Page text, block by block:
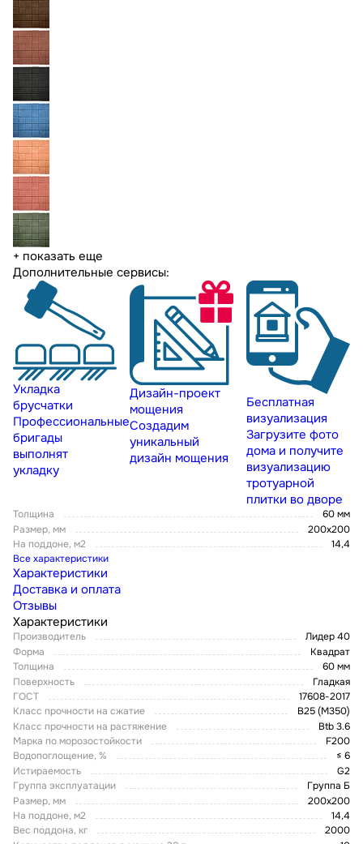
+ показать еще
Дополнительные сервисы:
Укладка
брусчатки
Профессиональные
бригады
выполнят
укладку
Дизайн-проект
мощения
Создадим
уникальный
дизайн мощения
Бесплатная
визуализация
Загрузите фото
дома и получите
визуализацию
тротуарной
плитки во дворе
Толщина
60 мм
Размер, мм
200х200
На поддоне, м2
14,4
Все характеристики
Характеристики
Доставка и оплата
Отзывы
Характеристики
Производитель
Лидер 40
Форма
Квадрат
Толщина
60 мм
Поверхность
Гладкая
ГОСТ
17608-2017
Класс прочности на сжатие
В25 (М350)
Класс прочности на растяжение
Btb 3.6
Марка по морозостойкости
F200
Водопоглощение, %
≤ 6
Истираемость
G2
Группа эксплуатации
Группа Б
Размер, мм
200х200
На поддоне, м2
14,4
Вес поддона, кг
2000